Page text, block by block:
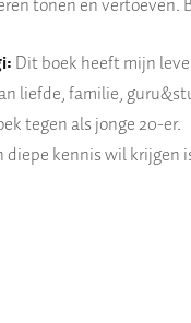
Dit boek heeft mijn
liefde, familie,
tegen als jonge 20-er.
kennis wil krijgen